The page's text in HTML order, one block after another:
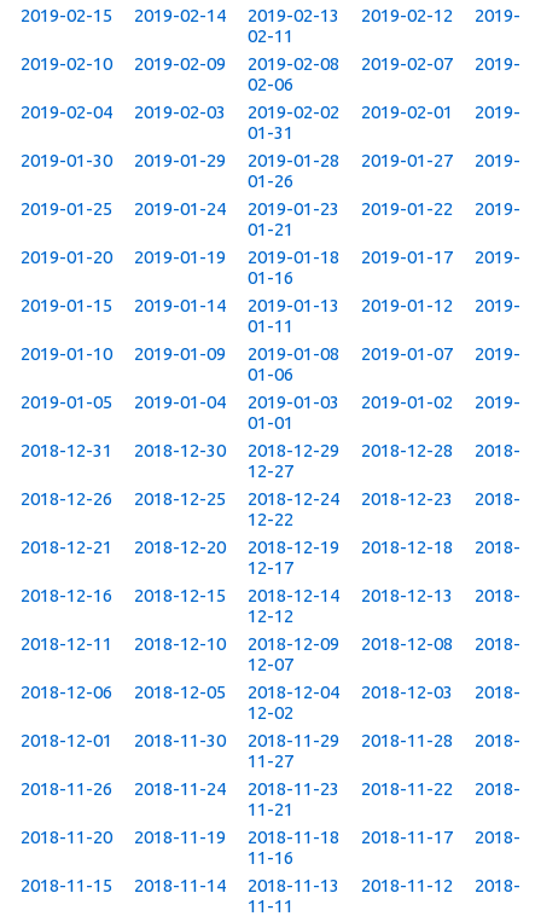
2019-02-15
2019-02-14 2019-02-13 2019-02-12
2019-
02-11
2019-02-10
2019-02-09 2019-02-08 2019-02-07
2019-
02-06
2019-02-04
2019-02-03 2019-02-02 2019-02-01
2019-
01-31
2019-01-30
2019-01-29 2019-01-28 2019-01-27
2019-
01-26
2019-01-25
2019-01-24 2019-01-23 2019-01-22
2019-
01-21
2019-01-20
2019-01-19 2019-01-18 2019-01-17
2019-
01-16
2019-01-15
2019-01-14 2019-01-13 2019-01-12
2019-
01-11
2019-01-10
2019-01-09 2019-01-08 2019-01-07
2019-
01-06
2019-01-05
2019-01-04 2019-01-03 2019-01-02
2019-
01-01
2018-12-31
2018-12-30 2018-12-29 2018-12-28
2018-
12-27
2018-12-26
2018-12-25 2018-12-24 2018-12-23
2018-
12-22
2018-12-21
2018-12-20 2018-12-19 2018-12-18
2018-
12-17
2018-12-16
2018-12-15 2018-12-14 2018-12-13
2018-
12-12
2018-12-11
2018-12-10 2018-12-09 2018-12-08
2018-
12-07
2018-12-06
2018-12-05 2018-12-04 2018-12-03
2018-
12-02
2018-12-01
2018-11-30 2018-11-29 2018-11-28
2018-
11-27
2018-11-26
2018-11-24 2018-11-23 2018-11-22
2018-
11-21
2018-11-20
2018-11-19 2018-11-18 2018-11-17
2018-
11-16
2018-11-15
2018-11-14 2018-11-13 2018-11-12
2018-
11-11